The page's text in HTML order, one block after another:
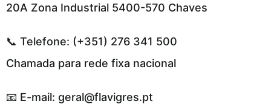
20A Zona Industrial 5400-570 Chaves
📞 Telefone: (+351) 276 341 500
Chamada para rede fixa nacional
📧 E-mail: geral@flavigres.pt